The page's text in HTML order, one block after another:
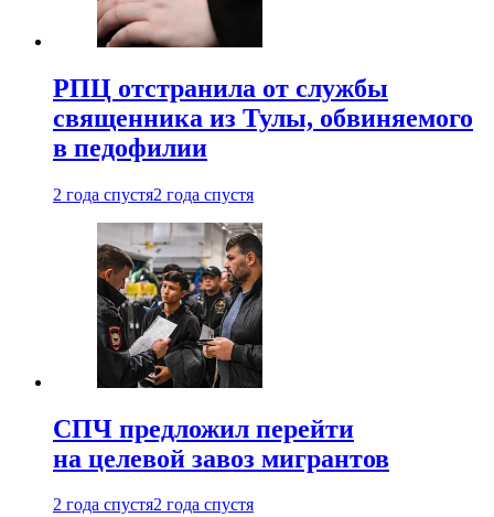
РПЦ отстранила от службы
священника из Тулы, обвиняемого
в педофилии
2 года спустя2 года спустя
СПЧ предложил перейти
на целевой завоз мигрантов
2 года спустя2 года спустя